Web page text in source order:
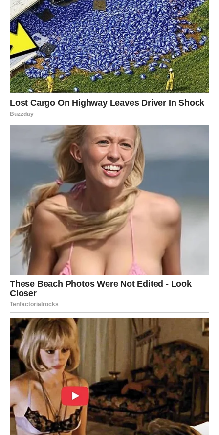
Svi koji su isprobali ovaj trik slažu se u jednom – meso
postaje mnogo ukusnije i prijatnije za žvakanje. Bilo da
pripremate mesne šnicle, punjene paprike ili klasične ćufte,
uz samo malo mleka u prahu, meso će biti savršeno
pripremljeno. Bez obzira na to koliko se trudili da napravite
najbolje mesne specijalitete, ovaj trik je jednostavan način
da podignete svaki obrok na viši nivo.
Mnogi ljudi se suočavaju sa problemom suvih i tvrdih jela kada
priremaju mesne obroke. Ćufte, punjene paprike ili mesne
šnicle često završe previše suve i nedovoljno sočne. Upravo u
tom trenutku na scenu stupa mleko u prahu, koji pomaže da
meso zadrži potrebnu vlagu. Dodavanjem samo nekoliko
kašičica mleka u prahu u mleveno meso, ono postaje
nevjerojatno sočno, mekano i bogato ukusa.
Za razliku od drugih dodataka, mleko u prahu ne samo da
povećava sočnost mesa, već poboljšava njegovu teksturu.
Zbog svog sastava, ono ima jedinstvenu sposobnost da
zadrži tečnost tokom kuvanja, sprečavajući da meso
postane suvo i tvrdoglavog okusa. U kombinaciji sa
začinima, povrćem ili jajima, mleko u prahu omogućava da
se svi sastojci bolje povežu, čineći meso nežnijim i lakšim